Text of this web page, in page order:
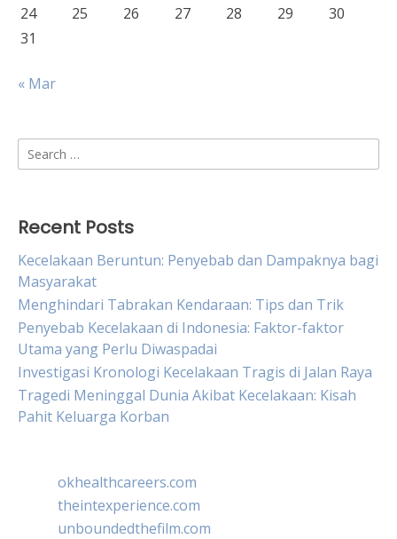
24 25 26 27 28 29
30
31
« Mar
Search
for:
Recent Posts
Kecelakaan Beruntun: Penyebab dan Dampaknya bagi
Masyarakat
Menghindari Tabrakan Kendaraan: Tips dan Trik
Penyebab Kecelakaan di Indonesia: Faktor-faktor
Utama yang Perlu Diwaspadai
Investigasi Kronologi Kecelakaan Tragis di Jalan Raya
Tragedi Meninggal Dunia Akibat Kecelakaan: Kisah
Pahit Keluarga Korban
okhealthcareers.com
theintexperience.com
unboundedthefilm.com